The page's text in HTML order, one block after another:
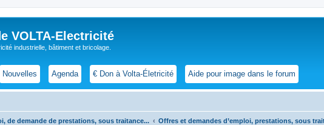
VOLTA-Electricité
industrielle, bâtiment et bricolage.
Nouvelles Agenda € Don à Volta-Életricité Aide pour image dans le forum
de demande de prestations, sous traitance... Offres et demandes d’emploi, prestations, sous